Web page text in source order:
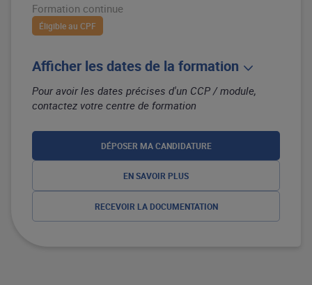
Formation continue
Éligible au CPF
Afficher les dates de la formation
Pour avoir les dates précises d'un CCP / module,
contactez votre centre de formation
DÉPOSER MA CANDIDATURE
EN SAVOIR PLUS
RECEVOIR LA DOCUMENTATION